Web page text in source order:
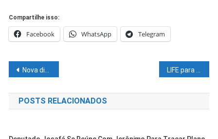
Compartilhe isso:
Facebook WhatsApp Telegram
Navegação
de
Post
Nova diretoria do Sindicato dos Produtores Rurais de Juazeiro (BA) toma posse em cerimônia solene
POSTS RELACIONADOS